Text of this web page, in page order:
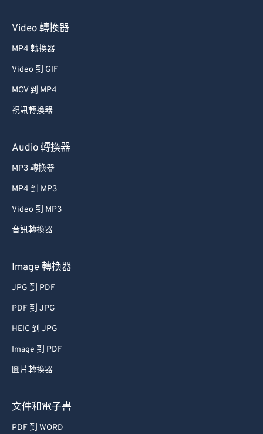
Video 轉換器
MP4 轉換器
Video 到 GIF
MOV 到 MP4
視訊轉換器
Audio 轉換器
MP3 轉換器
MP4 到 MP3
Video 到 MP3
音訊轉換器
Image 轉換器
JPG 到 PDF
PDF 到 JPG
HEIC 到 JPG
Image 到 PDF
圖片轉換器
文件和電子書
PDF 到 WORD